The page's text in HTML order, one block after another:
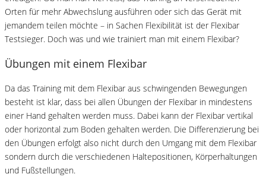
Orten für mehr Abwechslung ausführen oder sich das Gerät mit
jemandem teilen möchte – in Sachen Flexibilität ist der Flexibar
Testsieger. Doch was und wie trainiert man mit einem Flexibar?
Übungen mit einem Flexibar
Da das Training mit dem Flexibar aus schwingenden Bewegungen
besteht ist klar, dass bei allen Übungen der Flexibar in mindestens
einer Hand gehalten werden muss. Dabei kann der Flexibar vertikal
oder horizontal zum Boden gehalten werden. Die Differenzierung bei
den Übungen erfolgt also nicht durch den Umgang mit dem Flexibar
sondern durch die verschiedenen Haltepositionen, Körperhaltungen
und Fußstellungen.